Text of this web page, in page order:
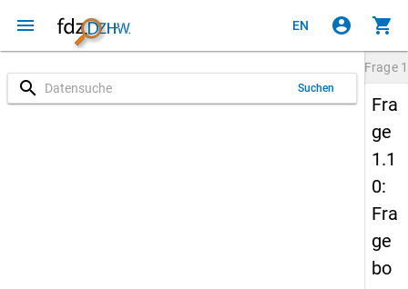
menu EN account_circle shopping_cart
search Suchen
Frage
Fra
ge
1.1
0:
Fra
ge
bo